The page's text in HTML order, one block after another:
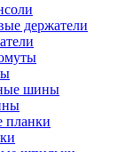
держатели
шины
планки